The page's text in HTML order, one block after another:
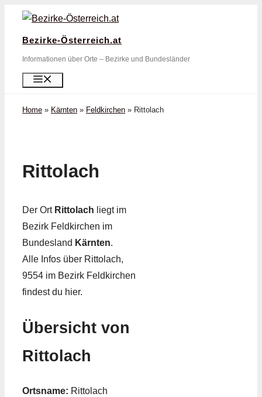
Zum
springen
Bezirke-Österreich.at
Informationen über Orte – Bezirke und Bundesländer
Home » Kärnten » Feldkirchen » Rittolach
Rittolach
Der Ort Rittolach liegt im
Bezirk Feldkirchen im
Bundesland Kärnten.
Alle Infos über Rittolach,
9554 im Bezirk Feldkirchen
findest du hier.
Übersicht von
Rittolach
Ortsname: Rittolach